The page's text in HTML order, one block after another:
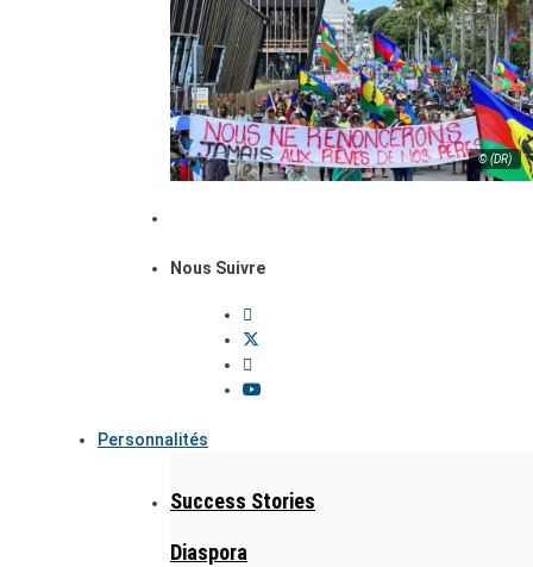
© (DR)
Nous Suivre
Personnalités
Success Stories
Diaspora